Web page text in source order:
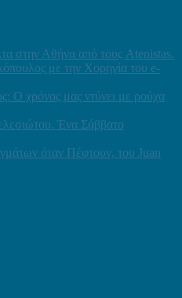
στην Αθήνα από τους Atenistas.
με την Χορηγία του e-
Ο χρόνος μας ντύνει με ρούχα
Ένα Σάββατο
όταν Πέφτουν, του Juan